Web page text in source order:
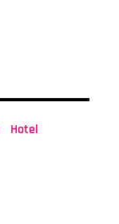
Hotel